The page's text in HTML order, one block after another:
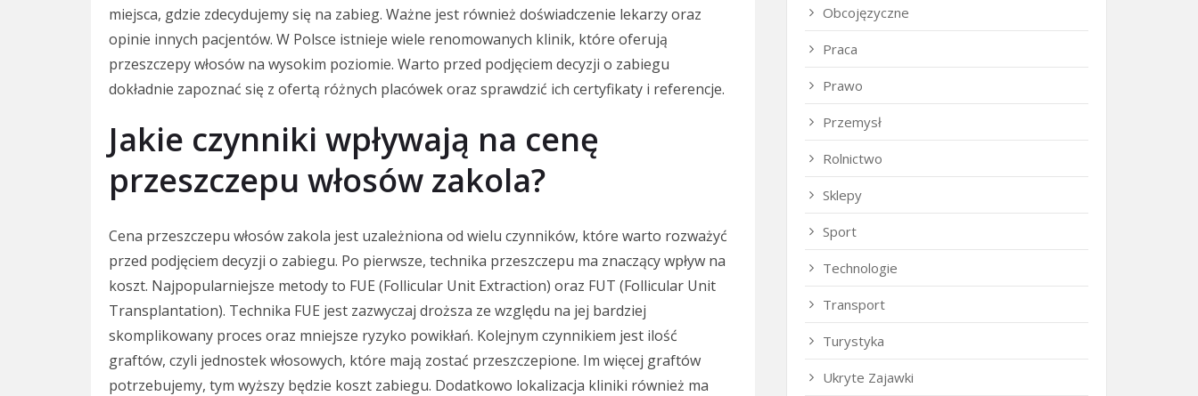
miejsca, gdzie zdecydujemy się na zabieg. Ważne jest również doświadczenie lekarzy oraz
opinie innych pacjentów. W Polsce istnieje wiele renomowanych klinik, które oferują
przeszczepy włosów na wysokim poziomie. Warto przed podjęciem decyzji o zabiegu
dokładnie zapoznać się z ofertą różnych placówek oraz sprawdzić ich certyfikaty i referencje.
Jakie czynniki wpływają na cenę
przeszczepu włosów zakola?
Cena przeszczepu włosów zakola jest uzależniona od wielu czynników, które warto rozważyć
przed podjęciem decyzji o zabiegu. Po pierwsze, technika przeszczepu ma znaczący wpływ na
koszt. Najpopularniejsze metody to FUE (Follicular Unit Extraction) oraz FUT (Follicular Unit
Transplantation). Technika FUE jest zazwyczaj droższa ze względu na jej bardziej
skomplikowany proces oraz mniejsze ryzyko powikłań. Kolejnym czynnikiem jest ilość
graftów, czyli jednostek włosowych, które mają zostać przeszczepione. Im więcej graftów
potrzebujemy, tym wyższy będzie koszt zabiegu. Dodatkowo lokalizacja kliniki również ma
Obcojęzyczne
Praca
Prawo
Przemysł
Rolnictwo
Sklepy
Sport
Technologie
Transport
Turystyka
Ukryte Zajawki